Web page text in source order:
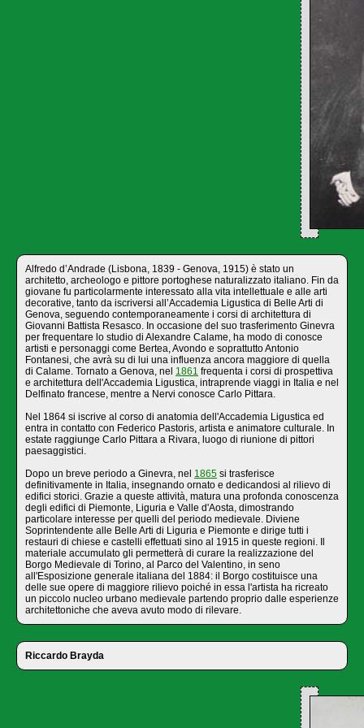
Alfredo d’Andrade (Lisbona, 1839 - Genova, 1915) è stato un
architetto, archeologo e pittore portoghese naturalizzato italiano. Fin da
giovane fu particolarmente interessato alla vita intellettuale e alle arti
decorative, tanto da iscriversi all’Accademia Ligustica di Belle Arti di
Genova, seguendo contemporaneamente i corsi di architettura di
Giovanni Battista Resasco. In occasione del suo trasferimento Ginevra
per frequentare lo studio di Alexandre Calame, ha modo di conosce
artisti e personaggi come Bertea, Avondo e soprattutto Antonio
Fontanesi, che avrà su di lui una influenza ancora maggiore di quella
di Calame. Tornato a Genova, nel 1861 frequenta i corsi di prospettiva
e architettura dell'Accademia Ligustica, intraprende viaggi in Italia e nel
Delfinato francese, mentre a Nervi conosce Carlo Pittara.
Nel 1864 si iscrive al corso di anatomia dell'Accademia Ligustica ed
entra in contatto con Federico Pastoris, artista e animatore culturale. In
estate raggiunge Carlo Pittara a Rivara, luogo di riunione di pittori
paesaggistici.
Dopo un breve periodo a Ginevra, nel 1865 si trasferisce
definitivamente in Italia, insegnando ornato e dedicandosi al rilievo di
edifici storici. Grazie a queste attività, matura una profonda conoscenza
degli edifici di Piemonte, Liguria e Valle d'Aosta, dimostrando
particolare interesse per quelli del periodo medievale. Diviene
Soprintendente alle Belle Arti di Liguria e Piemonte e dirige tutti i
restauri di chiese e castelli effettuati sino al 1915 in queste regioni. Il
materiale accumulato gli permetterà di curare la realizzazione del
Borgo Medievale di Torino, al Parco del Valentino, in seno
all'Esposizione generale italiana del 1884: il Borgo costituisce una
delle sue opere di maggiore rilievo poiché in essa l'artista ha ricreato
un piccolo nucleo urbano medievale partendo proprio dalle esperienze
architettoniche che aveva avuto modo di rilevare.
Riccardo Brayda